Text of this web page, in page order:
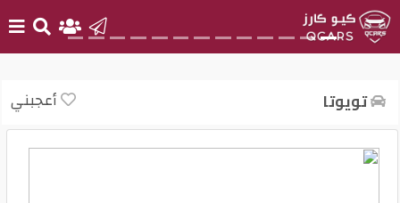
بيع
سيارتك
تويوتا أعجبني